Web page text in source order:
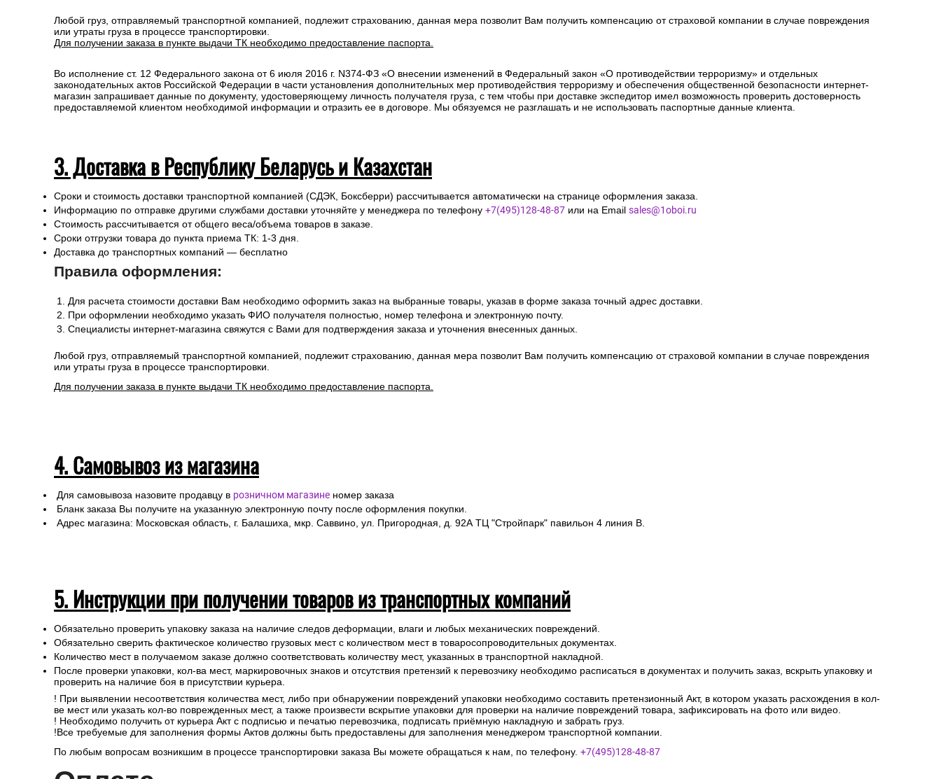
Любой груз, отправляемый транспортной компанией, подлежит страхованию, данная мера позволит Вам получить компенсацию от страховой компании в случае повреждения
или утраты груза в процессе транспортировки.
Для получении заказа в пункте выдачи ТК необходимо предоставление паспорта.
Во исполнение ст. 12 Федерального закона от 6 июля 2016 г. N374-ФЗ «О внесении изменений в Федеральный закон «О противодействии терроризму» и отдельных
законодательных актов Российской Федерации в части установления дополнительных мер противодействия терроризму и обеспечения общественной безопасности интернет-
магазин запрашивает данные по документу, удостоверяющему личность получателя груза, с тем чтобы при доставке экспедитор имел возможность проверить достоверность
предоставляемой клиентом необходимой информации и отразить ее в договоре. Мы обязуемся не разглашать и не использовать паспортные данные клиента.
3. Доставка в Республику Беларусь и Казахстан
Сроки и стоимость доставки транспортной компанией (СДЭК, Боксберри) рассчитывается автоматически на странице оформления заказа.
Информацию по отправке другими службами доставки уточняйте у менеджера по телефону +7(495)128-48-87 или на Email sales@1oboi.ru
Стоимость рассчитывается от общего веса/объема товаров в заказе.
Сроки отгрузки товара до пункта приема ТК: 1-3 дня.
Доставка до транспортных компаний — бесплатно
Правила оформления:
Для расчета стоимости доставки Вам необходимо оформить заказ на выбранные товары, указав в форме заказа точный адрес доставки.
При оформлении необходимо указать ФИО получателя полностью, номер телефона и электронную почту.
Специалисты интернет-магазина свяжутся с Вами для подтверждения заказа и уточнения внесенных данных.
Любой груз, отправляемый транспортной компанией, подлежит страхованию, данная мера позволит Вам получить компенсацию от страховой компании в случае повреждения
или утраты груза в процессе транспортировки.
Для получении заказа в пункте выдачи ТК необходимо предоставление паспорта.
4. Самовывоз из магазина
Для самовывоза назовите продавцу в розничном магазине номер заказа
Бланк заказа Вы получите на указанную электронную почту после оформления покупки.
Адрес магазина: Московская область, г. Балашиха, мкр. Саввино, ул. Пригородная, д. 92А ТЦ "Стройпарк" павильон 4 линия В.
5. Инструкции при получении товаров из транспортных компаний
Обязательно проверить упаковку заказа на наличие следов деформации, влаги и любых механических повреждений.
Обязательно сверить фактическое количество грузовых мест с количеством мест в товаросопроводительных документах.
Количество мест в получаемом заказе должно соответствовать количеству мест, указанных в транспортной накладной.
После проверки упаковки, кол-ва мест, маркировочных знаков и отсутствия претензий к перевозчику необходимо расписаться в документах и получить заказ, вскрыть упаковку и
проверить на наличие боя в присутствии курьера.
! При выявлении несоответствия количества мест, либо при обнаружении повреждений упаковки необходимо составить претензионный Акт, в котором указать расхождения в кол-
ве мест или указать кол-во поврежденных мест, а также произвести вскрытие упаковки для проверки на наличие повреждений товара, зафиксировать на фото или видео.
! Необходимо получить от курьера Акт с подписью и печатью перевозчика, подписать приёмную накладную и забрать груз.
!Все требуемые для заполнения формы Актов должны быть предоставлены для заполнения менеджером транспортной компании.
По любым вопросам возникшим в процессе транспортировки заказа Вы можете обращаться к нам, по телефону. +7(495)128-48-87